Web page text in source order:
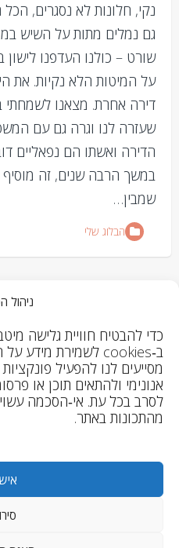
ניהול
כדי להבטיח חוויית גלישה
מסייעים לנו להפעיל
אנונימי ולהתאים תוכן או
לסרב בכל עת. אי‑הסכמה
מהתכונות באתר.
נקי, חלונות לא נסגרים, הכל
גם נמלים מתות על השיש
שורט – כולנו העדפנו
על המיטות הלא נקיות. את
דירה אחרת. מצאנו לשמחתי
שעזרה לנו וגרה גם עם
הדירה ואשתו הם נפאליים
במשך הרבה שנים, זה מוסיף
שמבין…
הבלוג שלי
…
אודות